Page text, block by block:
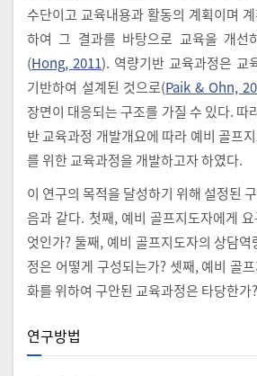
수단이고 교육내용과 활동의 계획이며
하여 그 결과를 바탕으로 교육을 개선
(Hong, 2011). 역량기반 교육과정은 교
기반하여 설계된 것으로(Paik & Ohn,
장면이 대응되는 구조를 가질 수 있다. 따
반 교육과정 개발개요에 따라 예비 골프
를 위한 교육과정을 개발하고자 하였다.
이 연구의 목적을 달성하기 위해 설정된
음과 같다. 첫째, 예비 골프지도자에게
엇인가? 둘째, 예비 골프지도자의 상담
정은 어떻게 구성되는가? 셋째, 예비 골
화를 위하여 구안된 교육과정은 타당한가?
연구방법